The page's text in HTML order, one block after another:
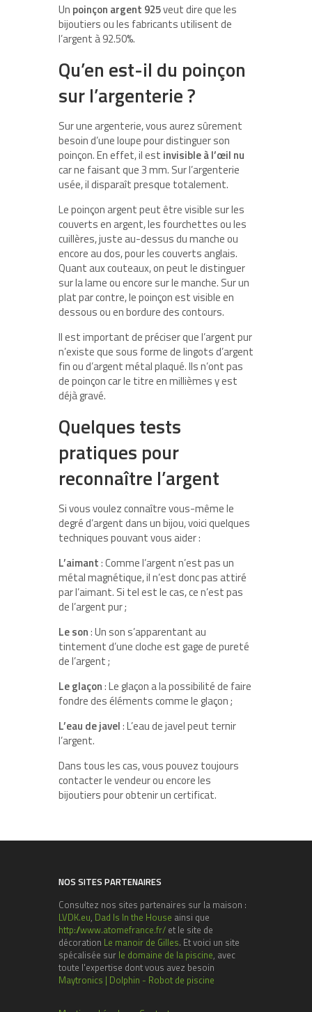
Un poinçon argent 925veut dire que les
bijoutiers ou les fabricants utilisent de
l’argent à 92.50%.
Qu’en est-il du poinçon
sur l’argenterie ?
Sur une argenterie, vous aurez sûrement
besoin d’une loupe pour distinguer son
poinçon. En effet, il est invisible à l’œil nu
car ne faisant que 3 mm. Sur l’argenterie
usée, il disparaît presque totalement.
Le poinçon argent peut être visible sur les
couverts en argent, les fourchettes ou les
cuillères, juste au-dessus du manche ou
encore au dos, pour les couverts anglais.
Quant aux couteaux, on peut le distinguer
sur la lame ou encore sur le manche. Sur un
plat par contre, le poinçon est visible en
dessous ou en bordure des contours.
Il est important de préciser que l’argent pur
n’existe que sous forme de lingots d’argent
fin ou d’argent métal plaqué. Ils n’ont pas
de poinçon car le titre en millièmes y est
déjà gravé.
Quelques tests
pratiques pour
reconnaître l’argent
Si vous voulez connaître vous-même le
degré d’argent dans un bijou, voici quelques
techniques pouvant vous aider :
L’aimant: Comme l’argent n’est pas un
métal magnétique, il n’est donc pas attiré
par l’aimant. Si tel est le cas, ce n’est pas
de l’argent pur ;
Le son: Un son s’apparentant au
tintement d’une cloche est gage de pureté
de l’argent ;
Le glaçon: Le glaçon a la possibilité de faire
fondre des éléments comme le glaçon ;
L’eau de javel: L’eau de javel peut ternir
l’argent.
Dans tous les cas, vous pouvez toujours
contacter le vendeur ou encore les
bijoutiers pour obtenir un certificat.
NOS SITES PARTENAIRES
Consultez nos sites partenaires sur la maison :
LVDK.eu, Dad Is In the House ainsi que
http://www.atomefrance.fr/ et le site de
décoration Le manoir de Gilles. Et voici un site
spécalisée sur le domaine de la piscine, avec
toute l'expertise dont vous avez besoin
Maytronics | Dolphin - Robot de piscine